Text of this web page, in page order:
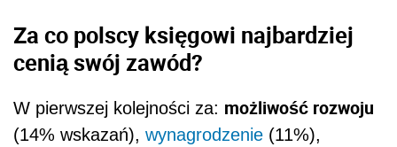
Za co polscy księgowi najbardziej
cenią swój zawód?
W pierwszej kolejności za: możliwość rozwoju
(14% wskazań), wynagrodzenie (11%),